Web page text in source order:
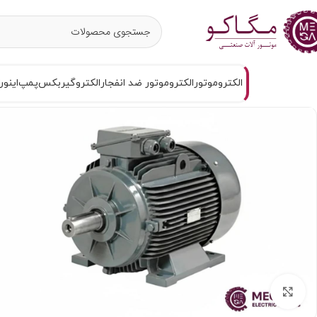
الکتروموتورالکتروموتور ضد انفجارالکتروگیربکسپمپ
برای بزرگنمایی کلیک کنید